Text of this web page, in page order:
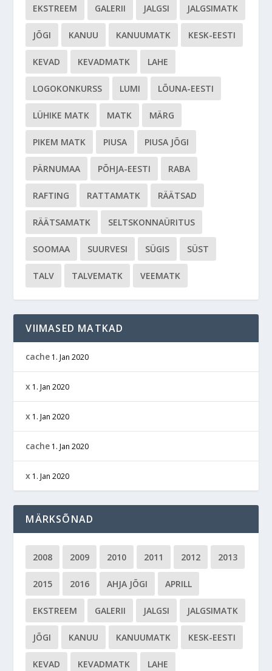
EKSTREEM GALERII JALGSI JALGSIMATK
JÕGI KANUU KANUUMATK KESK-EESTI
KEVAD KEVADMATK LAHE
LOGOKONKURSS LUMI LÕUNA-EESTI
LÜHIKE MATK MATK MÄRG
PIKEM MATK PIUSA PIUSA JÕGI
PÄRNUMAA PÕHJA-EESTI RABA
RAFTING RATTAMATK RÄÄTSAD
RÄÄTSAMATK SELTSKONNAÜRITUS
SOOMAA SUURVESI SÜGIS SÜST
TALV TALVEMATK VEEMATK
VIIMASED MATKAD
cache 1. Jan 2020
x 1. Jan 2020
x 1. Jan 2020
cache 1. Jan 2020
x 1. Jan 2020
MÄRKSÕNAD
2008 2009 2010 2011 2012 2013
2015 2016 AHJA JÕGI APRILL
EKSTREEM GALERII JALGSI JALGSIMATK
JÕGI KANUU KANUUMATK KESK-EESTI
KEVAD KEVADMATK LAHE